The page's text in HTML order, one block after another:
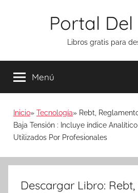
Portal
Libros gratis para
Menú
Inicio Tecnología
Rebt,
Baja Tensión : Incluye índice
Utilizados Por Profesionales
Descargar Libro: